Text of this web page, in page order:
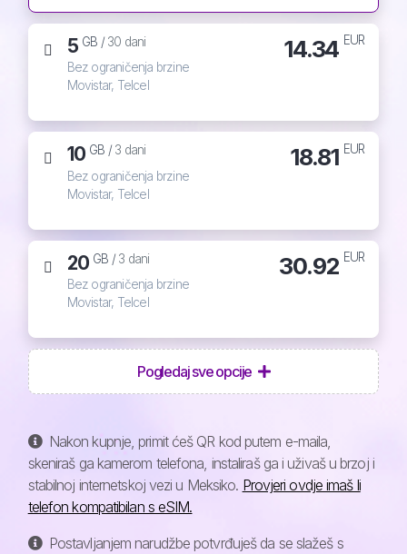
5 GB /30 dani
Bez ograničenja brzine
Movistar, Telcel
14.34 EUR
10 GB /3 dani
Bez ograničenja brzine
Movistar, Telcel
18.81 EUR
20 GB /3 dani
Bez ograničenja brzine
Movistar, Telcel
30.92 EUR
Pogledaj sve opcije
Nakon kupnje, primit ćeš QR kod putem e-maila,
skeniraš ga kamerom telefona, instaliraš ga i uživaš u brzoj i
stabilnoj internetskoj vezi u Meksiko. Provjeri ovdje imaš li
telefon kompatibilan s eSIM.
Postavljanjem narudžbe potvrđuješ da se slažeš s